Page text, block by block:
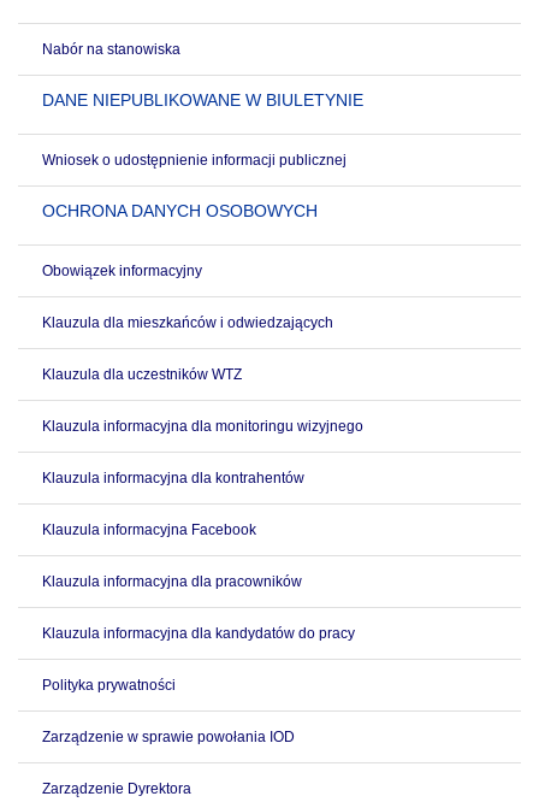
Nabór na stanowiska
DANE NIEPUBLIKOWANE W BIULETYNIE
Wniosek o udostępnienie informacji publicznej
OCHRONA DANYCH OSOBOWYCH
Obowiązek informacyjny
Klauzula dla mieszkańców i odwiedzających
Klauzula dla uczestników WTZ
Klauzula informacyjna dla monitoringu wizyjnego
Klauzula informacyjna dla kontrahentów
Klauzula informacyjna Facebook
Klauzula informacyjna dla pracowników
Klauzula informacyjna dla kandydatów do pracy
Polityka prywatności
Zarządzenie w sprawie powołania IOD
Zarządzenie Dyrektora